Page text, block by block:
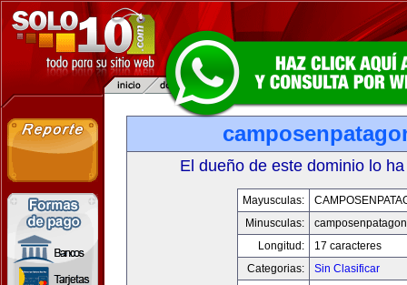
El dueño de este dominio lo
Mayusculas:
Minusculas:
Longitud:
17 caracteres
Categorias:
Sin Clasificar